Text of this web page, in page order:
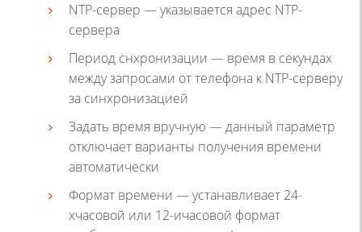
NTP-сервер — указывается адрес NTP-
сервера
Период снхронизации — время в секундах
между запросами от телефона к NTP-серверу
за синхронизацией
Задать время вручную — данный параметр
отключает варианты получения времени
автоматически
Формат времени — устанавливает 24-
хчасовой или 12-ичасовой формат